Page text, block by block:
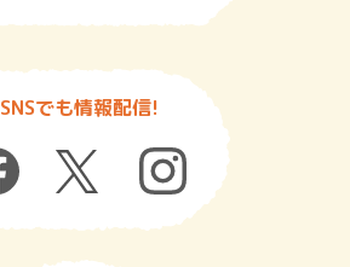
SNSでも情報配信!